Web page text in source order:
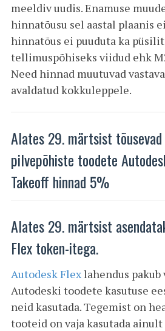
meeldiv uudis. Enamuse
hinnatõusu sel aastal plaanis
hinnatõus ei puuduta ka
tellimuspõhiseks viidud ehk
Need hinnad muutuvad
avaldatud kokkuleppele.
Alates 29. märtsist
pilvepõhiste toodete
Takeoff hinnad 5%
Alates 29. märtsist
Flex token-itega.
Autodesk Flexlahendus
Autodeski toodete kasutuse
neid kasutada. Tegemist on
tooteid on vaja kasutada